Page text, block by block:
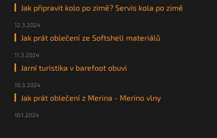
Jak připravit kolo po zimě? Servis kola po zimě
12.3.2024
Jak prát oblečení ze Softshell materiálů
11.3.2024
Jarní turistika v barefoot obuvi
10.3.2024
Jak prát oblečení z Merina - Merino vlny
10.1.2024